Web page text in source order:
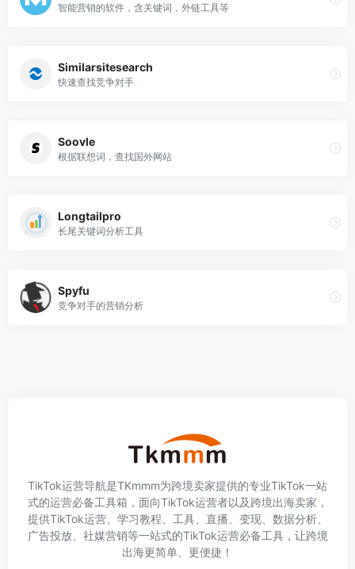
智能营销的软件，含关键词，外链工具等
Similarsitesearch
快速查找竞争对手
Soovle
根据联想词，查找国外网站
Longtailpro
长尾关键词分析工具
Spyfu
竞争对手的营销分析
TikTok运营导航是TKmmm为跨境卖家提供的专业TikTok一站
式的运营必备工具箱，面向TikTok运营者以及跨境出海卖家，
提供TikTok运营、学习教程、工具、直播、变现、数据分析、
广告投放、社媒营销等一站式的TikTok运营必备工具，让跨境
出海更简单、更便捷！